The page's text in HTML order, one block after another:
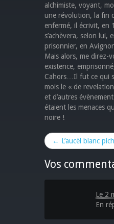
alchimiste, voyant,
une révolution, la fin
enfermé, il écrivit, en
s’achèvera, selon
prisonnier, en
Mais alors, me direz-
existence,
Cahors…Il fut ce qui
mois le « de
et d’autres
étaient les menaces
noire !
← L’aucèl blanc
Vos
Le 2
En